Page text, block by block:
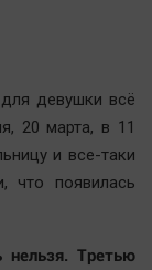
девушки всё
20 марта, в 11
и все-таки
что появилась
Третью